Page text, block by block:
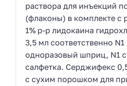
раствора для инъекций
(флаконы) в комплекте с
1% р-р лидокаина
3,5 мл соответственно
одноразовый шприц, N1
салфетка. Серджифекс
с сухим порошком для